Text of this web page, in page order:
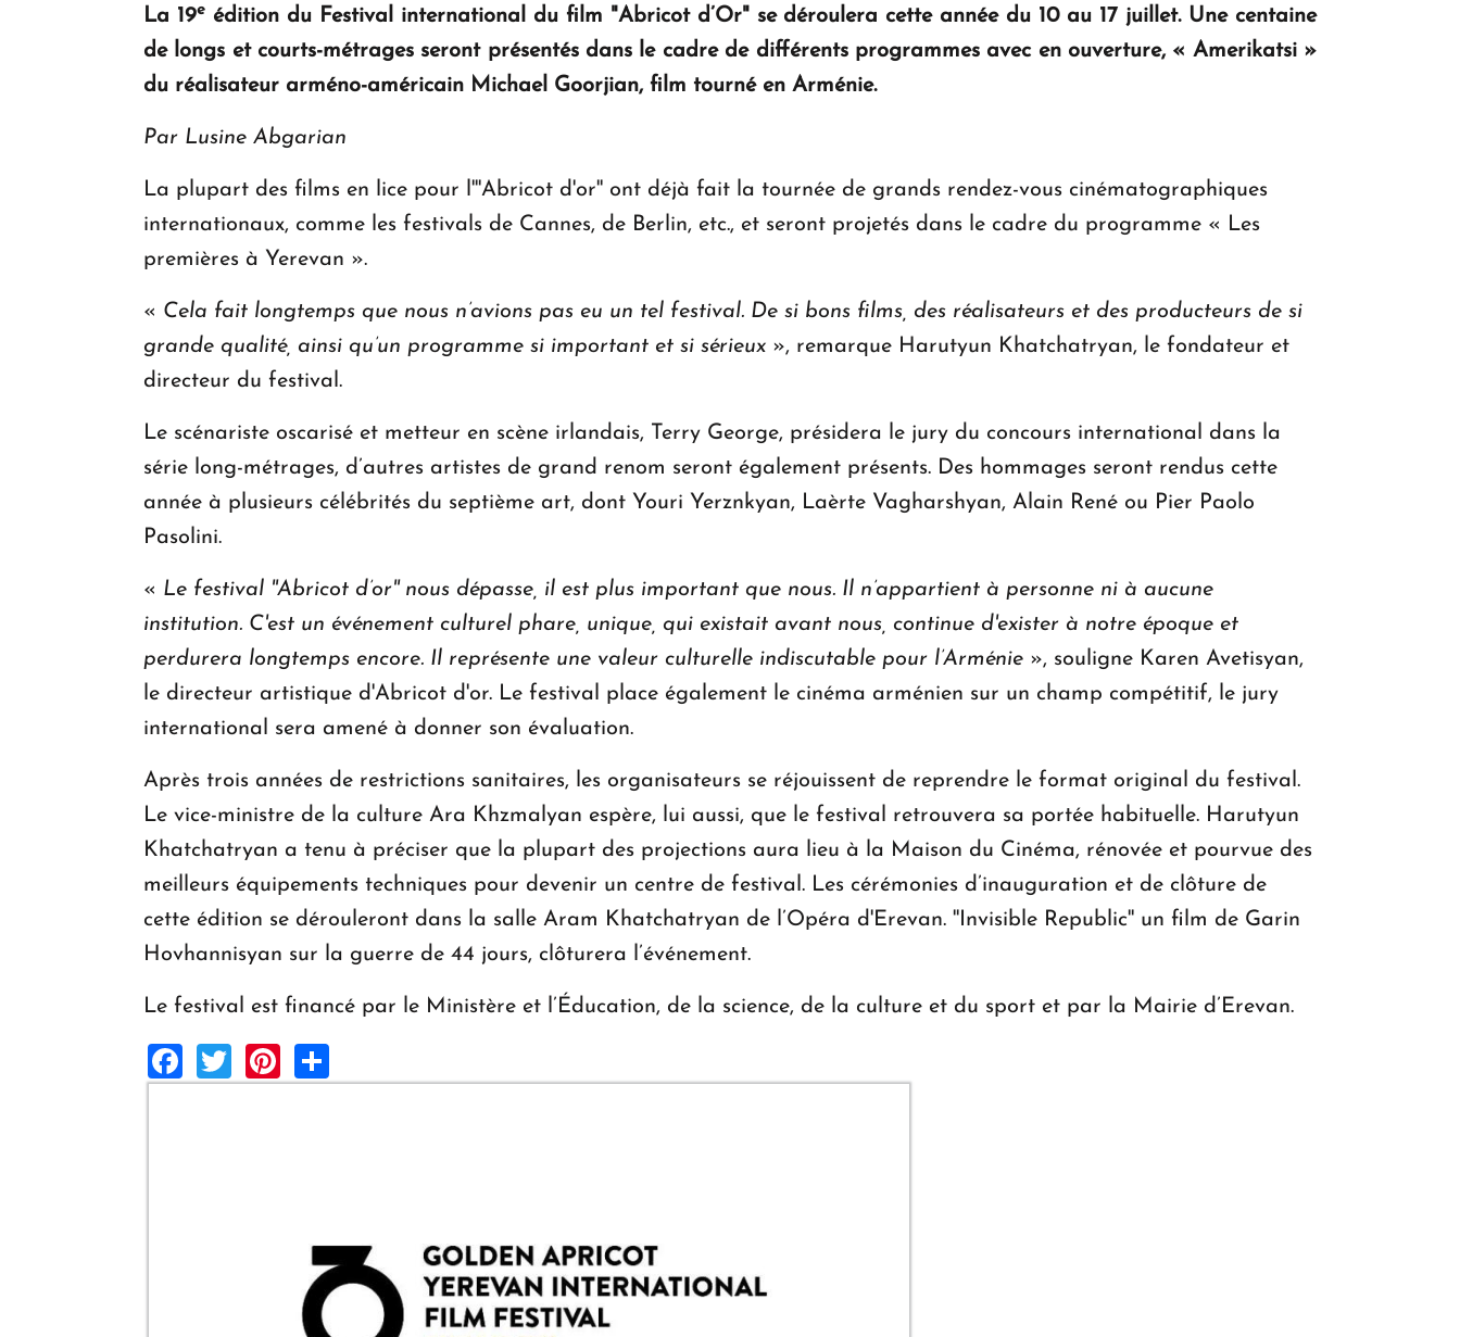
KASA : 30 ans d'audace, de résilience et
d'Arménie ouvrira ses portes à Dilijan
La 19eédition du Festival international du film "Abricot d’Or" se déroulera cette année du 10 au 17 juillet. Une centaine
de longs et courts-métrages seront présentés dans le cadre de différents programmes avec en ouverture, « Amerikatsi »
du réalisateur arméno-américain Michael Goorjian, film tourné en Arménie.
Par Lusine Abgarian
La plupart des films en lice pour l'''Abricot d'or'' ont déjà fait la tournée de grands rendez-vous cinématographiques
internationaux, comme les festivals de Cannes, de Berlin, etc., et seront projetés dans le cadre du programme « Les
premières à Yerevan ».
« Cela fait longtemps que nous n’avions pas eu un tel festival. De si bons films, des réalisateurs et des producteurs de si
grande qualité, ainsi qu’un programme si important et si sérieux », remarque Harutyun Khatchatryan, le fondateur et
directeur du festival.
Le scénariste oscarisé et metteur en scène irlandais, Terry George, présidera le jury du concours international dans la
série long-métrages, d’autres artistes de grand renom seront également présents. Des hommages seront rendus cette
année à plusieurs célébrités du septième art, dont Youri Yerznkyan, Laèrte Vagharshyan, Alain René ou Pier Paolo
Pasolini.
« Le festival ''Abricot d’or'' nous dépasse, il est plus important que nous. Il n’appartient à personne ni à aucune
institution. C'est un événement culturel phare, unique, qui existait avant nous, continue d'exister à notre époque et
perdurera longtemps encore. Il représente une valeur culturelle indiscutable pour l’Arménie », souligne Karen Avetisyan,
le directeur artistique d'Abricot d'or. Le festival place également le cinéma arménien sur un champ compétitif, le jury
international sera amené à donner son évaluation.
Après trois années de restrictions sanitaires, les organisateurs se réjouissent de reprendre le format original du festival.
Le vice-ministre de la culture Ara Khzmalyan espère, lui aussi, que le festival retrouvera sa portée habituelle. Harutyun
Khatchatryan a tenu à préciser que la plupart des projections aura lieu à la Maison du Cinéma, rénovée et pourvue des
meilleurs équipements techniques pour devenir un centre de festival. Les cérémonies d’inauguration et de clôture de
cette édition se dérouleront dans la salle Aram Khatchatryan de l’Opéra d'Erevan. ''Invisible Republic'' un film de Garin
Hovhannisyan sur la guerre de 44 jours, clôturera l’événement.
Le festival est financé par le Ministère et l’Éducation, de la science, de la culture et du sport et par la Mairie d’Erevan.
Facebook
TwitterPinterest